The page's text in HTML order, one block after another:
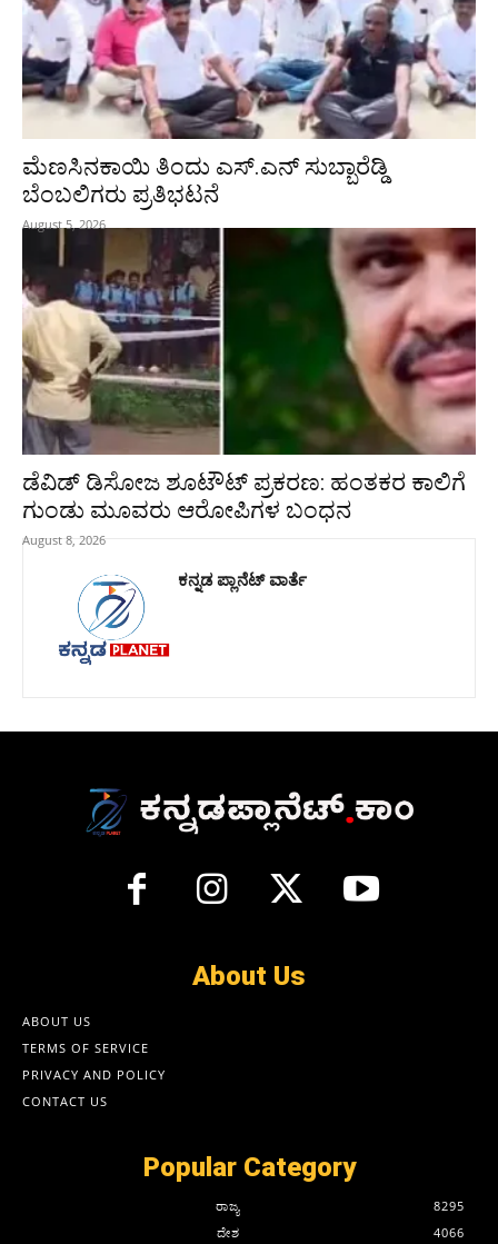
ಮೆಣಸಿನಕಾಯಿ ತಿಂದು ಎಸ್.ಎನ್ ಸುಬ್ಬಾರೆಡ್ಡಿ
ಬೆಂಬಲಿಗರು ಪ್ರತಿಭಟನೆ
August 5, 2026
ಡೆವಿಡ್ ಡಿಸೋಜ ಶೂಟೌಟ್ ಪ್ರಕರಣ: ಹಂತಕರ ಕಾಲಿಗೆ
ಗುಂಡು ಮೂವರು ಆರೋಪಿಗಳ ಬಂಧನ
August 8, 2026
ಕನ್ನಡ ಪ್ಲಾನೆಟ್ ವಾರ್ತೆ
About Us
ABOUT US
TERMS OF SERVICE
PRIVACY AND POLICY
CONTACT US
Popular Category
ರಾಜ್ಯ
8295
ದೇಶ
4066